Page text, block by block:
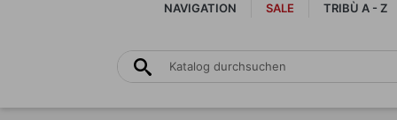
NAVIGATION SALE TRIBÙ A - Z